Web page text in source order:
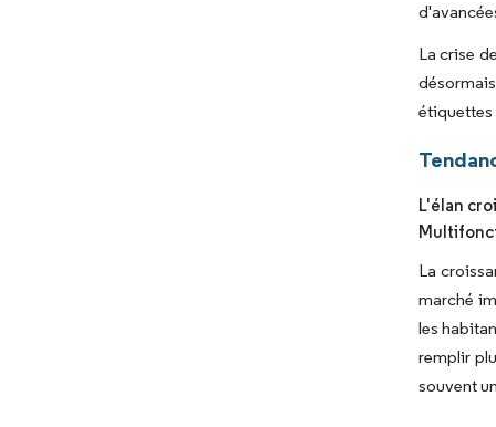
La crise
étiquettes
L'élan
La
marché
les
remplir
souvent